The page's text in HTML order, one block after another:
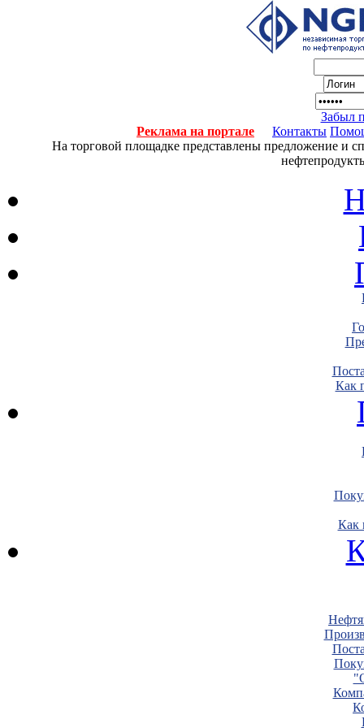
Забыл
Реклама на портале
Контакты
На торговой площадке представлены предложение и
Как
Как